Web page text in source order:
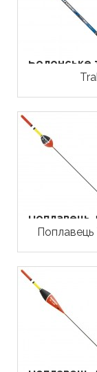
Болонське
Поплавець